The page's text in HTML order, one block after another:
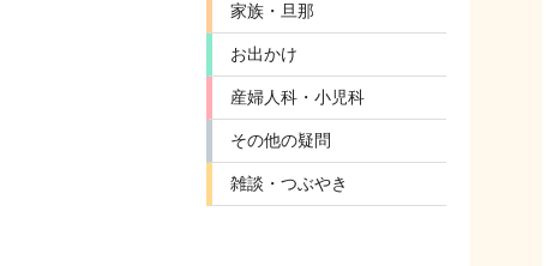
家族・旦那
お出かけ
産婦人科・小児科
その他の疑問
雑談・つぶやき